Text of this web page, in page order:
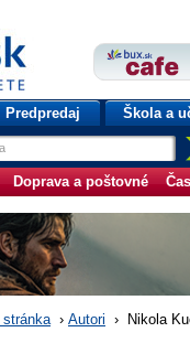
Predpredaj Škola a
Doprava a poštovné
stránka › Autori › Nikola